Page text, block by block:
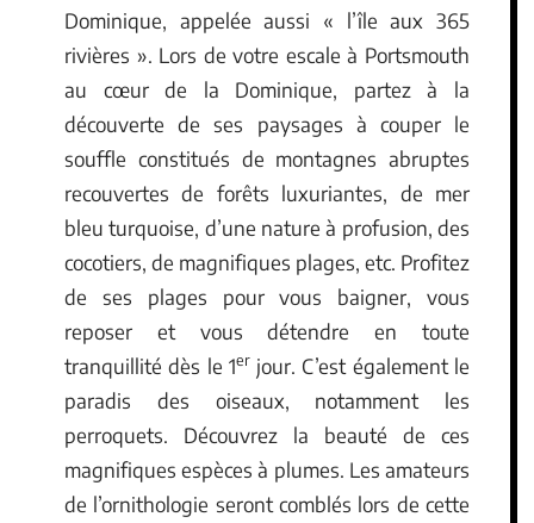
Dominique, appelée aussi « l’île aux 365
rivières ». Lors de votre escale à Portsmouth
au cœur de la Dominique, partez à la
découverte de ses paysages à couper le
souffle constitués de montagnes abruptes
recouvertes de forêts luxuriantes, de mer
bleu turquoise, d’une nature à profusion, des
cocotiers, de magnifiques plages, etc. Profitez
de ses plages pour vous baigner, vous
reposer et vous détendre en toute
tranquillité dès le 1erjour. C’est également le
paradis des oiseaux, notamment les
perroquets. Découvrez la beauté de ces
magnifiques espèces à plumes. Les amateurs
de l’ornithologie seront comblés lors de cette